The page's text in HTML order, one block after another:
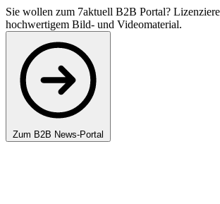
Sie wollen zum 7aktuell B2B Portal?
hochwertigem Bild- und Videomaterial.
Zum B2B News-Portal